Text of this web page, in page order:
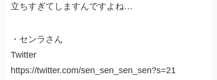
立ちすぎてしますんですよね…
・センラさん
Twitter
https://twitter.com/sen_sen_sen_sen?s=21